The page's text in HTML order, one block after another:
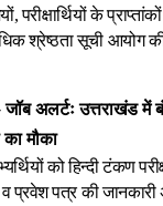
परीक्षार्थियों के
श्रेष्ठता सूची आयोग
जॉब अलर्टः उत्तराखंड में
का मौका
को हिन्दी टंकण
प्रवेश पत्र की